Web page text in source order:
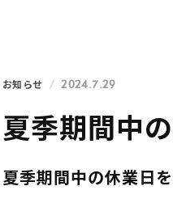
お知らせ 2024.7.29
夏季期間中
夏季期間中の休業日